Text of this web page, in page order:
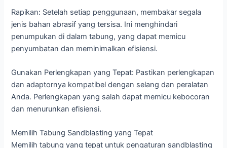
Rapikan: Setelah setiap penggunaan, membakar segala
jenis bahan abrasif yang tersisa. Ini menghindari
penumpukan di dalam tabung, yang dapat memicu
penyumbatan dan meminimalkan efisiensi.
Gunakan Perlengkapan yang Tepat: Pastikan perlengkapan
dan adaptornya kompatibel dengan selang dan peralatan
Anda. Perlengkapan yang salah dapat memicu kebocoran
dan menurunkan efisiensi.
Memilih Tabung Sandblasting yang Tepat
Memilih tabung yang tepat untuk pengaturan sandblasting